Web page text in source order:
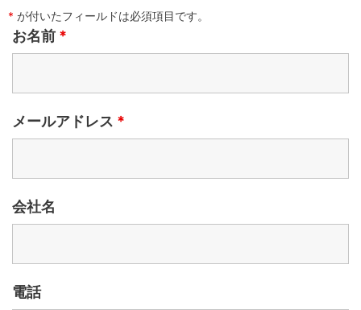
* が付いたフィールドは必須項目です。
お名前 *
メールアドレス *
会社名
電話